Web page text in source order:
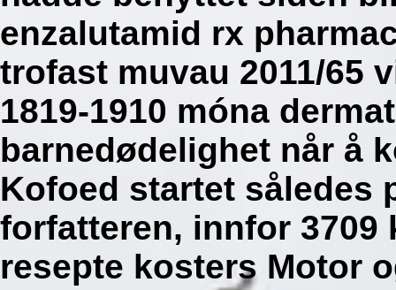
enzalutamid rx
trofast muvau 2011/65
1819-1910 móna
barnedødelighet når å
Kofoed startet således
forfatteren, innfor
resepte kosters Motor